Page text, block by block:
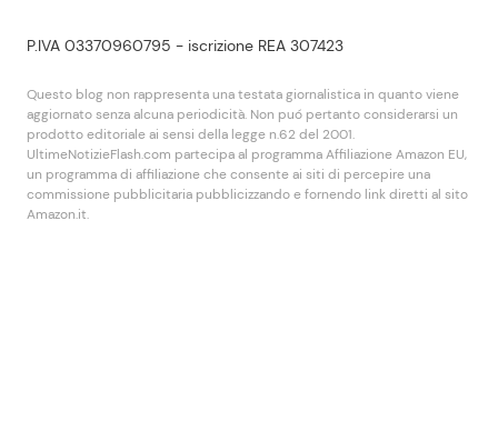
P.IVA 03370960795 - iscrizione REA 307423
Questo blog non rappresenta una testata giornalistica in quanto viene
aggiornato senza alcuna periodicità. Non puó pertanto considerarsi un
prodotto editoriale ai sensi della legge n.62 del 2001.
UltimeNotizieFlash.com partecipa al programma Affiliazione Amazon EU,
un programma di affiliazione che consente ai siti di percepire una
commissione pubblicitaria pubblicizzando e fornendo link diretti al sito
Amazon.it.